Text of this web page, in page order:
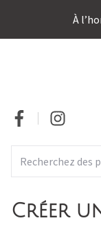
contenu
À
Social
Créer